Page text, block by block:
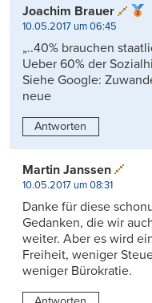
Joachim Brauer
10.05.2017 um 06:45
„..40% brauchen
Ueber 60% der
Siehe Google:
neue
Antworten
Martin Janssen
10.05.2017 um 08:31
Danke für diese
Gedanken, die wir
weiter. Aber es wird
Freiheit, weniger
weniger Bürokratie.